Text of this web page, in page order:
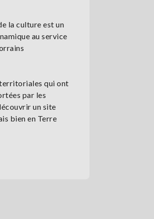
la culture est un
au service
qui ont
par les
un site
bien en Terre